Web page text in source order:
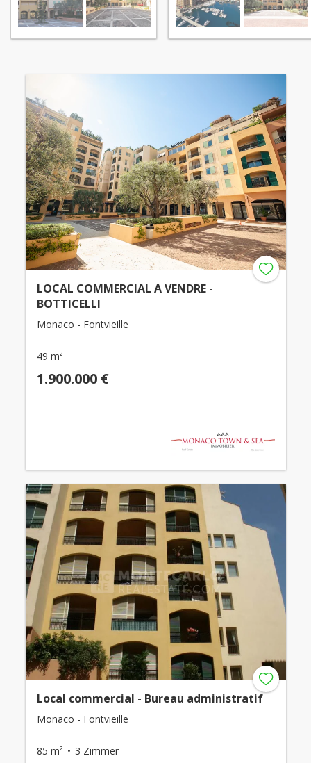
LOCAL COMMERCIAL A VENDRE -
BOTTICELLI
Monaco - Fontvieille
49 m²
1.900.000 €
Local commercial - Bureau administratif
Monaco - Fontvieille
85 m² 3 Zimmer